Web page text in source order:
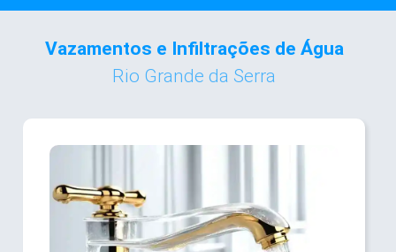
Vazamentos e Infiltrações de Água
Rio Grande da Serra